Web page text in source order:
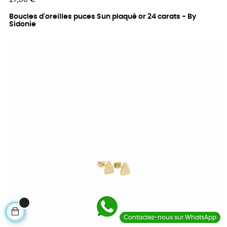
Boucles d'oreilles puces Sun plaqué or 24 carats - By
Sidonie
Contactez-nous sur WhatsApp